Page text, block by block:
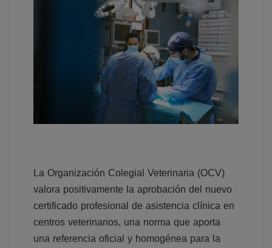
La Organización Colegial Veterinaria (OCV)
valora positivamente la aprobación del nuevo
certificado profesional de asistencia clínica en
centros veterinarios, una norma que aporta
una referencia oficial y homogénea para la